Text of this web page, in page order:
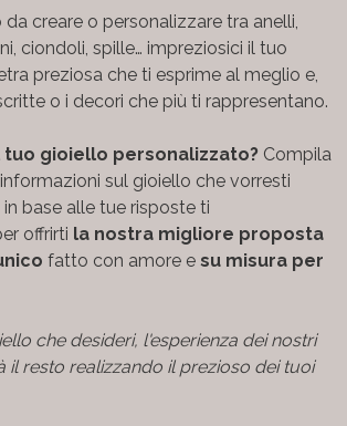
creare o personalizzare tra anelli,
ciondoli, spille… impreziosici il tuo
preziosa che ti esprime al meglio e,
o i decori che più ti rappresentano.
tuo gioiello personalizzato? Compila
sul gioiello che vorresti
in base alle tue risposte ti
offrirti la nostra migliore proposta
fatto con amore e su misura per
che desideri, l'esperienza dei nostri
il resto realizzando il prezioso dei tuoi